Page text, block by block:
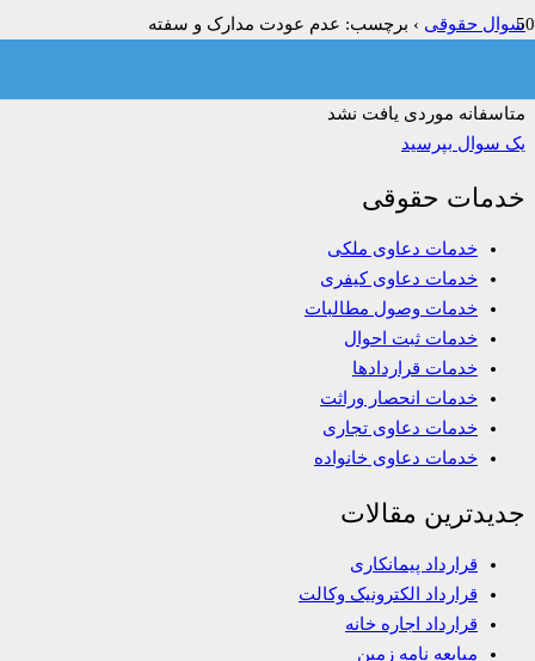
سوال حقوقی › برچسب: عدم عودت مدارک و سفته
متاسفانه موردی یافت نشد
یک سوال بپرسید
خدمات حقوقی
خدمات دعاوی ملکی
خدمات دعاوی کیفری
خدمات وصول مطالبات
خدمات ثبت احوال
خدمات قراردادها
خدمات انحصار وراثت
خدمات دعاوی تجاری
خدمات دعاوی خانواده
جدیدترین مقالات
قرارداد پیمانکاری
قرارداد الکترونیک وکالت
قرارداد اجاره خانه
مبایعه نامه زمین